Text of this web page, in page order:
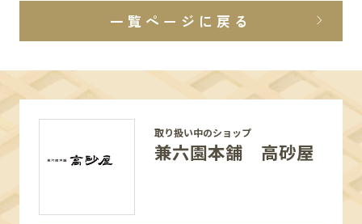
一覧ページに戻る
取り扱い中のショップ
兼六園本舗 高砂屋